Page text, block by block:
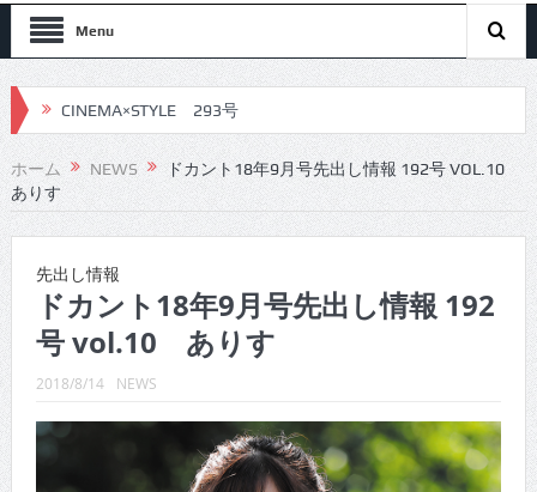
Menu
CINEMA×STYLE 293号
CINEMA×STYLE 292号
CINEMA×STYLE 291号
CINEMA×STYLE 289号
CINEMA×STYLE 288号
CINEMA×STYLE 287号
CINEMA×STYLE 286号
CINEMA×STYLE 285号
ホーム NEWS
ドカント18年9月号先出し情報 192号 VOL.10
ありす
先出し情報
ドカント18年9月号先出し情報 192
号 vol.10 ありす
2018/8/14 NEWS